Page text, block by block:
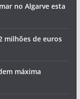
no Algarve esta
milhões de euros
máxima